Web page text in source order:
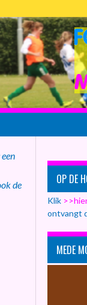
de
OP DE
Klik
ontvangt
MEDE